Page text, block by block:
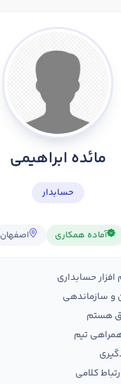
مائده ابراهیمی
حسابدار
آماده همکاری اصفهان
حسابداری
و سازماندهی
هستم
تیم
کلامی